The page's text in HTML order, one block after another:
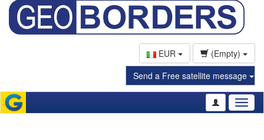
EUR
(Empty)
Send a Free satellite message